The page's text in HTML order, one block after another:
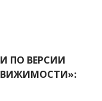
ПО ВЕРСИИ